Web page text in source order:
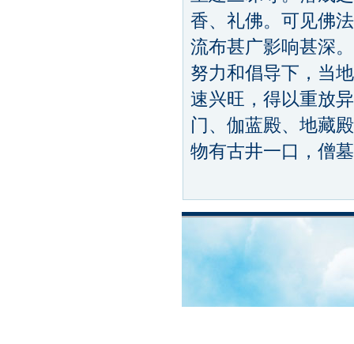
香、礼佛。可见佛
流布甚广影响甚深
努力和倡导下，当
速兴旺，得以重放
门、伽蓝殿、地藏
物有古井一口，僧